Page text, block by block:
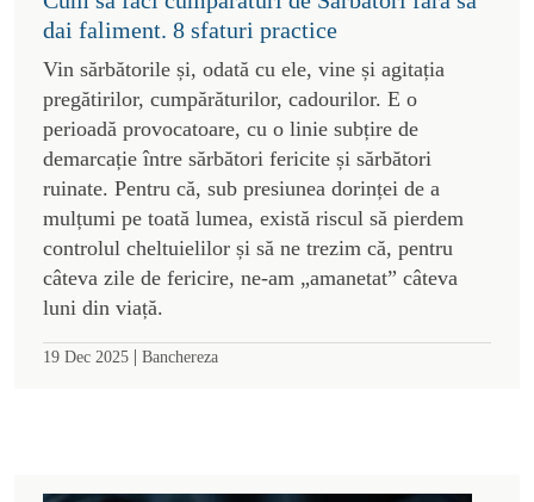
dai faliment. 8 sfaturi practice
Vin sărbătorile și, odată cu ele, vine și agitația
pregătirilor, cumpărăturilor, cadourilor. E o
perioadă provocatoare, cu o linie subțire de
demarcație între sărbători fericite și sărbători
ruinate. Pentru că, sub presiunea dorinței de a
mulțumi pe toată lumea, există riscul să pierdem
controlul cheltuielilor și să ne trezim că, pentru
câteva zile de fericire, ne-am „amanetat” câteva
luni din viață.
19 Dec 2025 | Banchereza